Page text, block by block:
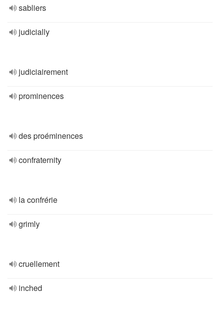
sabliers
judicially
judiciairement
prominences
des proéminences
confraternity
la confrérie
grimly
cruellement
inched